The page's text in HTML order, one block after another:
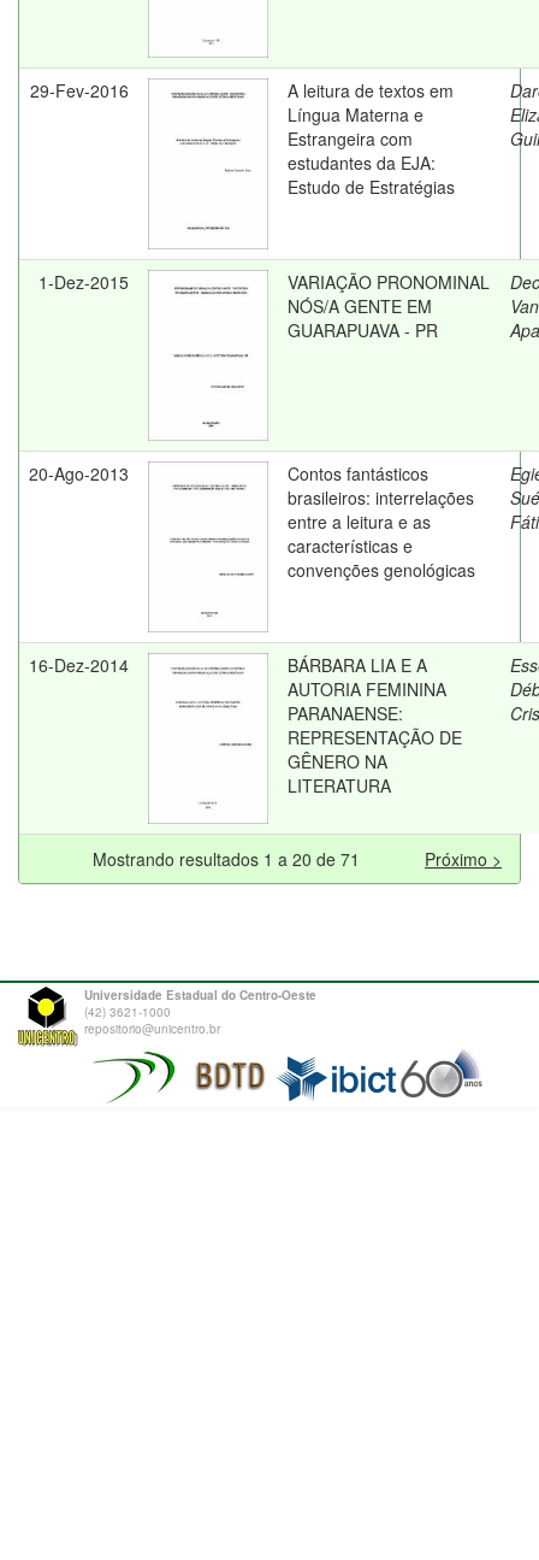
29-Fev-2016
A leitura de textos em
Língua Materna e
Estrangeira com
estudantes da EJA:
Estudo de Estratégias
1-Dez-2015
VARIAÇÃO PRONOMINAL
NÓS/A GENTE EM
GUARAPUAVA - PR
20-Ago-2013
Contos fantásticos
brasileiros: interrelações
entre a leitura e as
características e
convenções genológicas
16-Dez-2014
BÁRBARA LIA E A
AUTORIA FEMININA
PARANAENSE:
REPRESENTAÇÃO DE
GÊNERO NA
LITERATURA
Mostrando resultados 1 a 20 de 71 Próximo >
Universidade Estadual do Centro-Oeste
(42) 3621-1000
repositorio@unicentro.br